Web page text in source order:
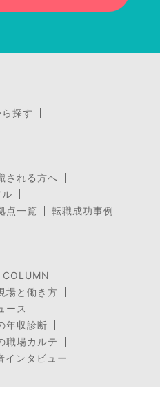
探す
される方へ
点一覧
転職成功事例
COLUMN
場と働き方
ース
年収診断
職場カルテ
インタビュー